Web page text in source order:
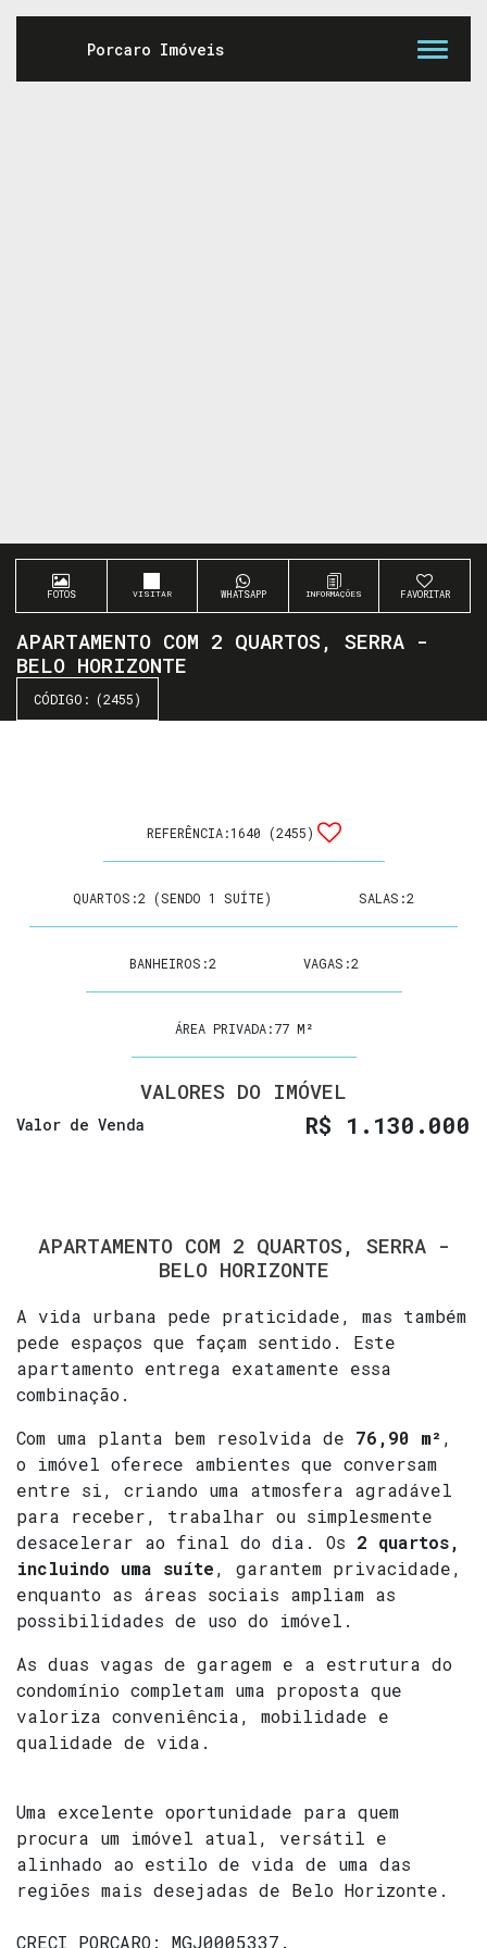
FOTOS WHATSAPP FAVORITAR
APARTAMENTO COM 2 QUARTOS, SERRA -
BELO HORIZONTE
(2455)
REFERÊNCIA:1640 (2455)
QUARTOS:2 (SENDO 1 SUÍTE) SALAS:2
BANHEIROS:2 VAGAS:2
ÁREA PRIVADA:77 M²
VALORES DO IMÓVEL
R$ 1.130.000
Valor de Venda
APARTAMENTO COM 2 QUARTOS, SERRA -
BELO HORIZONTE
A vida urbana pede praticidade, mas também
pede espaços que façam sentido. Este
apartamento entrega exatamente essa
combinação.
Com uma planta bem resolvida de 76,90 m²,
o imóvel oferece ambientes que conversam
entre si, criando uma atmosfera agradável
para receber, trabalhar ou simplesmente
desacelerar ao final do dia. Os 2 quartos,
incluindo uma suíte, garantem privacidade,
enquanto as áreas sociais ampliam as
possibilidades de uso do imóvel.
As duas vagas de garagem e a estrutura do
condomínio completam uma proposta que
valoriza conveniência, mobilidade e
qualidade de vida.
Uma excelente oportunidade para quem
procura um imóvel atual, versátil e
alinhado ao estilo de vida de uma das
regiões mais desejadas de Belo Horizonte.
CRECI PORCARO: MGJ0005337 .